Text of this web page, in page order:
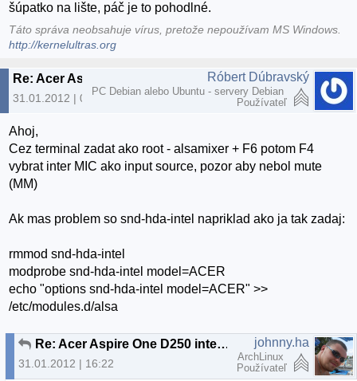
šúpatko na lište, páč je to pohodlné.
Táto správa neobsahuje vírus, pretože nepoužívam MS Windows.
http://kernelultras.org
Re: Acer Aspire One D250 internal microphone
31.01.2012 | 09:06
Róbert Dúbravský
PC Debian alebo Ubuntu - servery Debian
Používateľ
Ahoj,
Cez terminal zadat ako root - alsamixer + F6 potom F4
vybrat inter MIC ako input source, pozor aby nebol mute
(MM)
Ak mas problem so snd-hda-intel napriklad ako ja tak zadaj:
rmmod snd-hda-intel
modprobe snd-hda-intel model=ACER
echo "options snd-hda-intel model=ACER" >>
/etc/modules.d/alsa
Re: Acer Aspire One D250 internal microphone
31.01.2012 | 16:22
johnny.ha
ArchLinux
Používateľ